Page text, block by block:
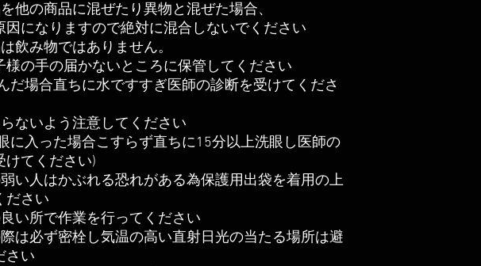
他の商品に混ぜたり異物と混ぜた場合、
因になりますので絶対に混合しないでください
飲み物ではありません。
様の手の届かないところに保管してください
だ場合直ちに水ですすぎ医師の診断を受けてくださ
ないよう注意してください
に入った場合こすらず直ちに15分以上洗眼し医師の
けてください)
い人はかぶれる恐れがある為保護用出袋を着用の上
ださい
い所で作業を行ってください
は必ず密栓し気温の高い直射日光の当たる場所は避
さい